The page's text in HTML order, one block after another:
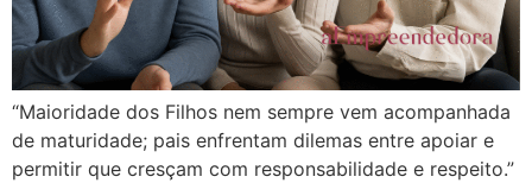
“Maioridade dos Filhos nem sempre vem acompanhada
de maturidade; pais enfrentam dilemas entre apoiar e
permitir que cresçam com responsabilidade e respeito.”